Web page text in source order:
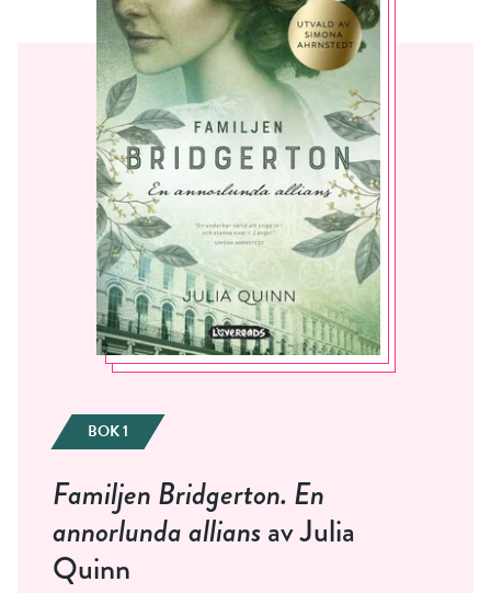
BOK 1
Familjen Bridgerton. En
annorlunda alliansav Julia
Quinn